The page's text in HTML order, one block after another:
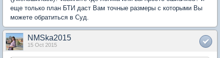
еще только план БТИ даст Вам точные размеры с которыми Вы
можете обратиться в Суд.
NMSka2015
15 Oct 2015